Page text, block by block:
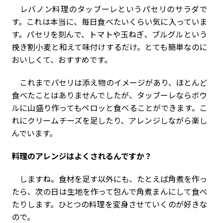
レバノン料理のタッブーレというパセリのサラダで
す。これは本当に、毎日食べたいくらい気に入っていま
す。パセリを刻んで、トマトや玉ねぎ、ブルグルという
挽き割小麦と和えて味付けするだけ。とても簡単なのに
おいしくて、おすすめです。
これまでパセリは添え物のイメージがあり、ほとんど
食べたことはありませんでしたが、タッブーレならボウ
ルに山盛り作ってもペロッと食べることができます。こ
れにクリームチーズを足したり、アレンジしながら楽し
んでいます。
――料理のアレンジはよくされるんですか？
しますね。食材を足す以外にも、たとえば角煮を作っ
たら、次の日は生地を作って包んで角煮まんにして食べ
たりします。ひとつの料理を変身させていくのが好きな
ので。